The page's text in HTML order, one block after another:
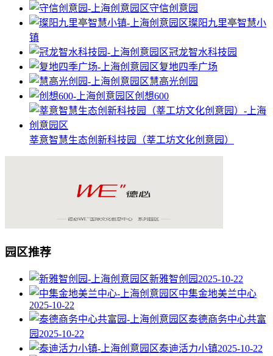
守信创意园
璨阳九里亭智慧小
镇
冠龙智水科技园
复地四季广场
慧高光创园
创想600
莘意智慧生态创新科技园（莘工坊文化创意园）
园区推荐
新雅智创园 2025-10-22
中集金地美兰中心
2025-10-22
泰德商务中心共富
园 2025-10-22
泰迪活力小镇2025-10-22